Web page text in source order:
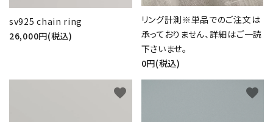
sv925 chain ring
26,000円(税込)
リング計測※単品でのご注文は
承っておりません、詳細はご一読
下さいませ。
0円(税込)
favorite favorite
close